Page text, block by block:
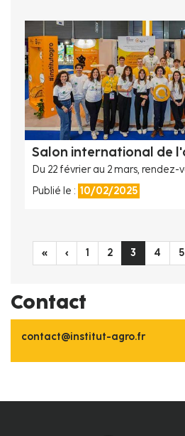
Salon international de
Du 22 février au 2 mars, rendez-
Publié le : 10/02/2025
Première
page
«
Page
précédente
‹ Page
1 Page
2
Page
courante
3 Page
4 5
Contact
contact@institut-agro.fr